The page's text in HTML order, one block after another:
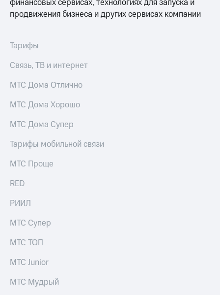
финансовых сервисах, технологиях для запуска и
продвижения бизнеса и других сервисах компании
Тарифы
Связь, ТВ и интернет
МТС Дома Отлично
МТС Дома Хорошо
МТС Дома Супер
Тарифы мобильной связи
МТС Проще
RED
РИИЛ
МТС Супер
МТС ТОП
МТС Junior
МТС Мудрый